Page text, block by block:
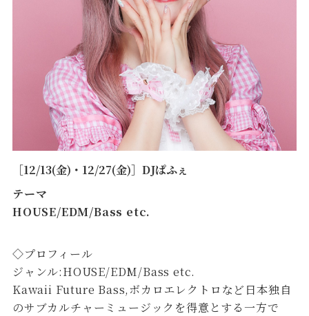
［12/13(金)・12/27(金)］DJぱふぇ
テーマ
HOUSE/EDM/Bass etc.
◇プロフィール
ジャンル:HOUSE/EDM/Bass etc.
Kawaii Future Bass,ボカロエレクトロなど日本独自
のサブカルチャーミュージックを得意とする一方で